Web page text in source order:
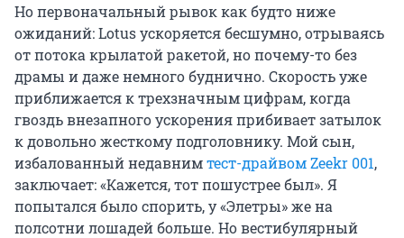
Но первоначальный рывок как будто ниже
ожиданий: Lotus ускоряется бесшумно, отрываясь
от потока крылатой ракетой, но почему-то без
драмы и даже немного буднично. Скорость уже
приближается к трехзначным цифрам, когда
гвоздь внезапного ускорения прибивает затылок
к довольно жесткому подголовнику. Мой сын,
избалованный недавнимтест-драйвом Zeekr 001,
заключает: «Кажется, тот пошустрее был». Я
попытался было спорить, у «Элетры» же на
полсотни лошадей больше. Но вестибулярный